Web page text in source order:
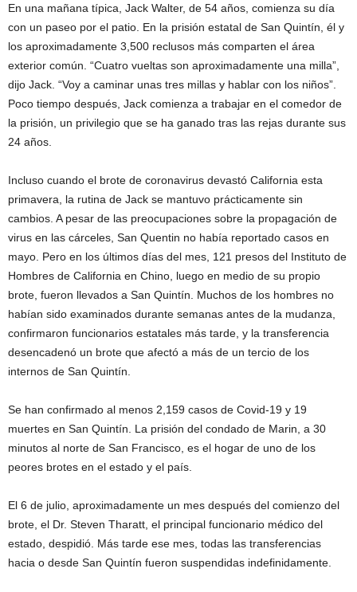
En una mañana típica, Jack Walter, de 54 años, comienza su día
con un paseo por el patio. En la prisión estatal de San Quintín, él y
los aproximadamente 3,500 reclusos más comparten el área
exterior común. “Cuatro vueltas son aproximadamente una milla”,
dijo Jack. “Voy a caminar unas tres millas y hablar con los niños”.
Poco tiempo después, Jack comienza a trabajar en el comedor de
la prisión, un privilegio que se ha ganado tras las rejas durante sus
24 años.
Incluso cuando el brote de coronavirus devastó California esta
primavera, la rutina de Jack se mantuvo prácticamente sin
cambios. A pesar de las preocupaciones sobre la propagación de
virus en las cárceles, San Quentin no había reportado casos en
mayo. Pero en los últimos días del mes, 121 presos del Instituto de
Hombres de California en Chino, luego en medio de su propio
brote, fueron llevados a San Quintín. Muchos de los hombres no
habían sido examinados durante semanas antes de la mudanza,
confirmaron funcionarios estatales más tarde, y la transferencia
desencadenó un brote que afectó a más de un tercio de los
internos de San Quintín.
Se han confirmado al menos 2,159 casos de Covid-19 y 19
muertes en San Quintín. La prisión del condado de Marin, a 30
minutos al norte de San Francisco, es el hogar de uno de los
peores brotes en el estado y el país.
El 6 de julio, aproximadamente un mes después del comienzo del
brote, el Dr. Steven Tharatt, el principal funcionario médico del
estado, despidió. Más tarde ese mes, todas las transferencias
hacia o desde San Quintín fueron suspendidas indefinidamente.